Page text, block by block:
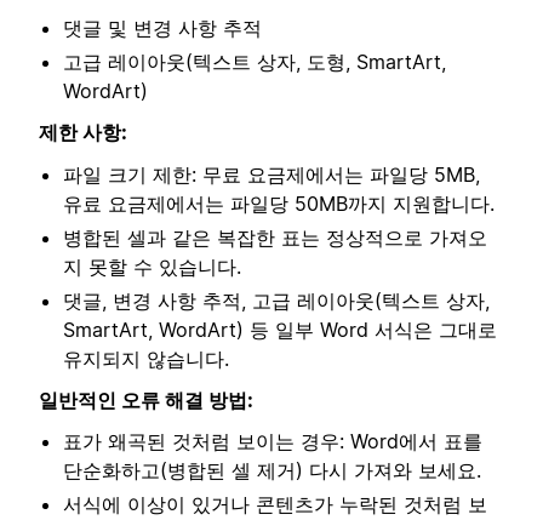
댓글 및 변경 사항 추적
고급 레이아웃(텍스트 상자, 도형, SmartArt,
WordArt)
제한 사항:
파일 크기 제한: 무료 요금제에서는 파일당 5MB,
유료 요금제에서는 파일당 50MB까지 지원합니다.
병합된 셀과 같은 복잡한 표는 정상적으로 가져오
지 못할 수 있습니다.
댓글, 변경 사항 추적, 고급 레이아웃(텍스트 상자,
SmartArt, WordArt) 등 일부 Word 서식은 그대로
유지되지 않습니다.
일반적인 오류 해결 방법:
표가 왜곡된 것처럼 보이는 경우: Word에서 표를
단순화하고(병합된 셀 제거) 다시 가져와 보세요.
서식에 이상이 있거나 콘텐츠가 누락된 것처럼 보